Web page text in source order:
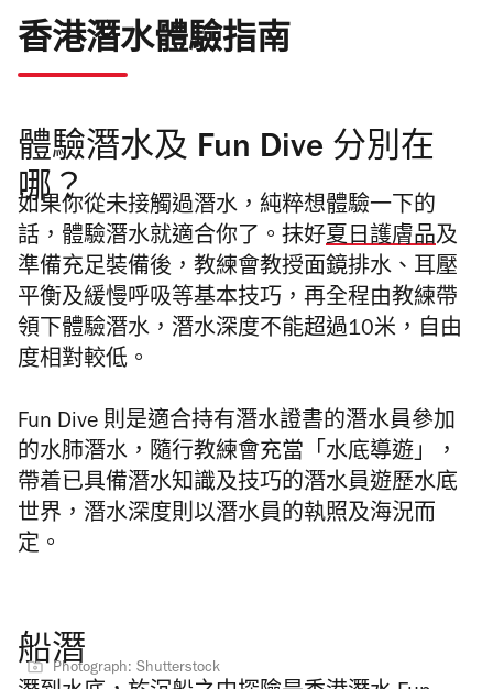
香港潛水體驗指南
體驗潛水及 Fun Dive 分別在
哪？
如果你從未接觸過潛水，純粹想體驗一下的
話，體驗潛水就適合你了。抹好夏日護膚品及
準備充足裝備後， 教練會教授面鏡排水、耳壓
平衡及緩慢呼吸等基本技巧，再全程由教練帶
領下體驗潛水，潛水深度不能超過10米，自由
度相對較低。
Fun Dive 則是適合持有潛水證書的潛水員參加
的水肺潛水，隨行教練會充當「水底導遊」，
帶着已具備潛水知識及技巧的潛水員遊歷水底
世界，潛水深度則以潛水員的執照及海況而
定。
船潛Photograph: Shutterstock